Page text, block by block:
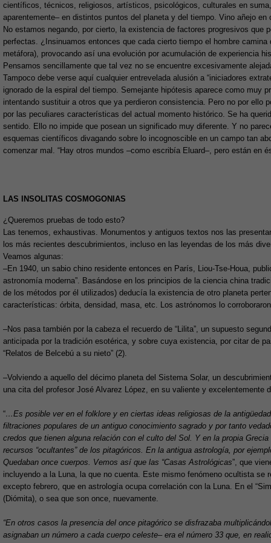
científicos, técnicos, religiosos, artísticos, psicológicos, culturales en
aparentemente– en distintos puntos del planeta y del tiempo. Vino añejo en
No estamos negando, por cierto, la existencia de factores progresivos
perfectas. ¿Insinuamos entonces que cada cierto tiempo el hombre
metáfora), provocando así una evolución por acumulación de experiencia
Pensamos sencillamente que tal vez no se encuentre excesivamente
Tampoco debe verse aquí cualquier entrevelada alusión a “iniciadores
ignorado de la espiral del tiempo. Semejante hipótesis aparece como muy
intentando sustituir a otros que ya perdieron consistencia. Pero no por ello
por las peculiares características del actual momento histórico. Se ha
sentido. Ello no impide que posean un significado muy diferente. Y no
esquemas científicos divagando sobre lo incognoscible en un campo tan
comenzar mal. “Hay otros mundos –como escribía Eluard–, pero están en
LAS INSOLITAS COSMOGONIAS
¿Queremos pruebas de todo esto?
Las tenemos, exhaustivas. Monumentos y antiguos textos nos las
los más recientes descubrimientos, incluso en las leyendas de los más
Veamos algunas:
–En 1940, un sabio chino residente entonces en París, Liou-Tse-Houa,
astronomía moderna”. Basándose en los principios de la ciencia china
de los métodos por él utilizados) deducía la existencia de otro planeta
características: órbita, densidad, masa, etc. Los astrónomos lo
–Nos pasa también por la cabeza el recuerdo de “Lilita”, un supuesto
anticipada por la tradición esotérica, y sobre cuya existencia, por citar de
“Relatos de Belcebú a su nieto” (2).
–Volviendo a aquello del décimo planeta del Sistema Solar, un
una cita del profesor José Alvarez López, en su valiente y excelentemente
“…Es posible ver en el folklore y en ciertas ideas religiosas de la
filtraciones populares de un antiguo conocimiento sagrado y por tanto
credos que tienen alguna relación con el culto del Sol. Y en la propia
recursos “ocultantes” de los pitagóricos. En la antigua astrología, por
Quedaban once cuerpos. Vemos así que las “Casas Astrológicas”, que
incluyendo a la Luna, la que no cuenta. Este mismo fenómeno ocultista
excepto febrero, que en astrología ocupa correlación con la Luna. En el
(Diómita), o sea que son once, nuevamente.
“En otros casos la presencia del once pitagórico se disfrazaba
asignaban un número a cada cuerpo celeste– era el número 33 que, en